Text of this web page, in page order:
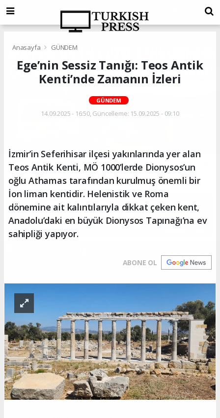
Anasayfa GÜNDEM
Ege’nin Sessiz Tanığı: Teos Antik
Kenti’nde Zamanın İzleri
GÜNDEM
14.09.2025 - 16:50, Güncelleme: 15.09.2025 - 09:10
İzmir’in Seferihisar ilçesi yakınlarında yer alan
Teos Antik Kenti, MÖ 1000’lerde Dionysos’un
oğlu Athamas tarafından kurulmuş önemli bir
İon liman kentidir. Helenistik ve Roma
dönemine ait kalıntılarıyla dikkat çeken kent,
Anadolu’daki en büyük Dionysos Tapınağı’na ev
sahipliği yapıyor.
ABONE OL